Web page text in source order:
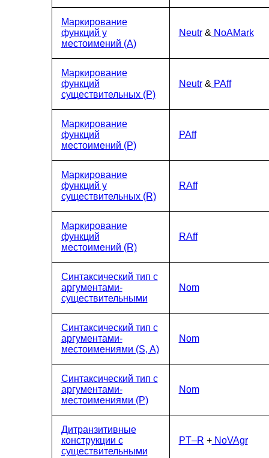
Маркирование
функций у
местоимений (А)
Neutr & NoAMark
Маркирование
функций
существительных (P)
Neutr & PAff
Маркирование
функций
местоимений (P)
PAff
Маркирование
функций у
существительных (R)
RAff
Маркирование
функций
местоимений (R)
RAff
Синтаксический тип с
аргументами-
существительными
Nom
Синтаксический тип с
аргументами-
местоимениями (S, A)
Nom
Синтаксический тип с
аргументами-
местоимениями (P)
Nom
Дитранзитивные
конструкции с
существительными
PT–R +NoVAgr